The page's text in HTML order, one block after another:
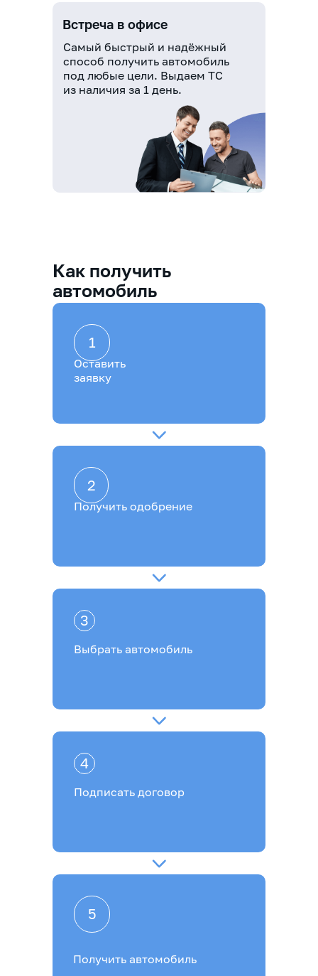
Самый быстрый и надёжный
способ получить автомобиль
под любые цели. Выдаем ТС
из наличия за 1 день.
Встреча в офисе
Как получить
автомобиль
Получить автомобиль
5
Подписать договор
4
Выбрать автомобиль
3
Получить одобрение
2
Оставить
заявку
1